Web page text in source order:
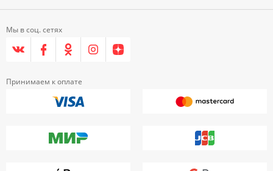
Мы в соц. сетях
Принимаем к оплате